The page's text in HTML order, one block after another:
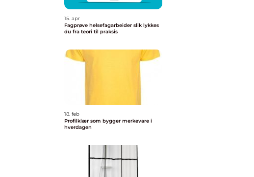
15. apr
Fagprøve helsefagarbeider slik lykkes
du fra teori til praksis
18. feb
Profilklær som bygger merkevare i
hverdagen